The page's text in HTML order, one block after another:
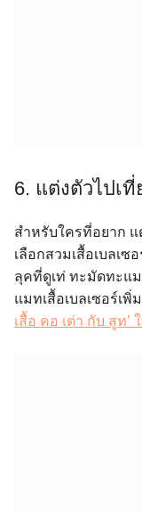
6. แต่งตัวไปเ
สำหรับใครที่อยาก แ
เลือกสวมเสื้อเบลเ
ลุคที่ดูเท่ ทะมัดทะแ
แมทเสื้อเบลเซอร์เ
เสื้อ คอ เต่า กับ สูท’